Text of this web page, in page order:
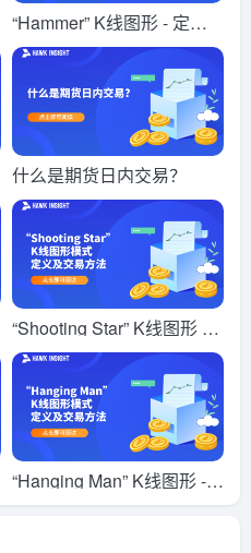
“Hammer” K线图形 - 定义
及交易方法
什么是期货日内交易？
“Shooting Star” K线图形 -
定义及交易方法
“Hanging Man” K线图形 -
定义及交易方法